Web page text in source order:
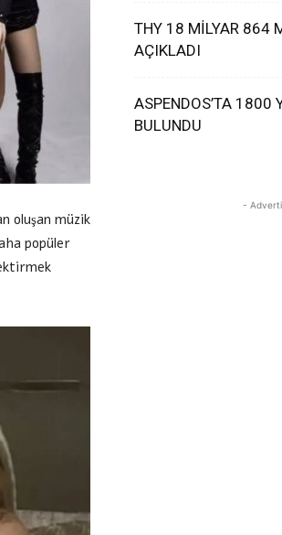
oluşan müzik
popüler
THY 18 MİLYAR 864
AÇIKLADI
ASPENDOS’TA 1800
BULUNDU
-